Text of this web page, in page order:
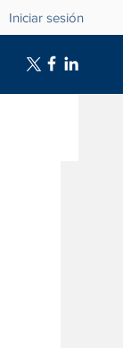
Iniciar sesión